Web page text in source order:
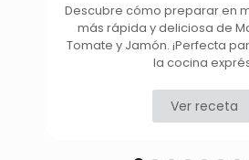
Descubre cómo preparar en
más rápida y deliciosa de
Tomate y Jamón. ¡Perfecta
la cocina
Ver receta